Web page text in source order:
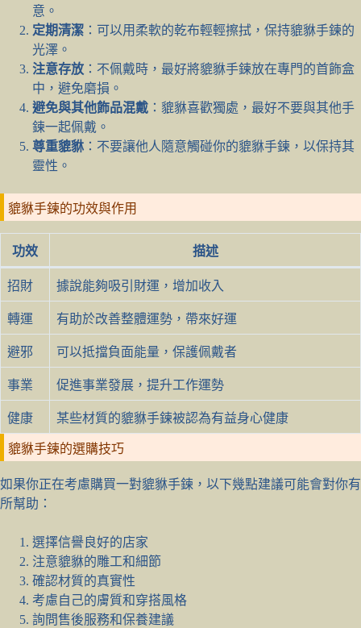
意。
定期清潔 ：可以用柔軟的乾布輕輕擦拭，保持貔貅手鍊的
光澤。
注意存放 ：不佩戴時，最好將貔貅手鍊放在專門的首飾盒
中，避免磨損。
避免與其他飾品混戴 ：貔貅喜歡獨處，最好不要與其他手
鍊一起佩戴。
尊重貔貅 ：不要讓他人隨意觸碰你的貔貅手鍊，以保持其
靈性。
貔貅手鍊的功效與作用
功效 描述
招財 據說能夠吸引財運，增加收入
轉運 有助於改善整體運勢，帶來好運
避邪 可以抵擋負面能量，保護佩戴者
事業 促進事業發展，提升工作運勢
健康 某些材質的貔貅手鍊被認為有益身心健康
貔貅手鍊的選購技巧
如果你正在考慮購買一對貔貅手鍊，以下幾點建議可能會對你有
所幫助：
選擇信譽良好的店家
注意貔貅的雕工和細節
確認材質的真實性
考慮自己的膚質和穿搭風格
詢問售後服務和保養建議